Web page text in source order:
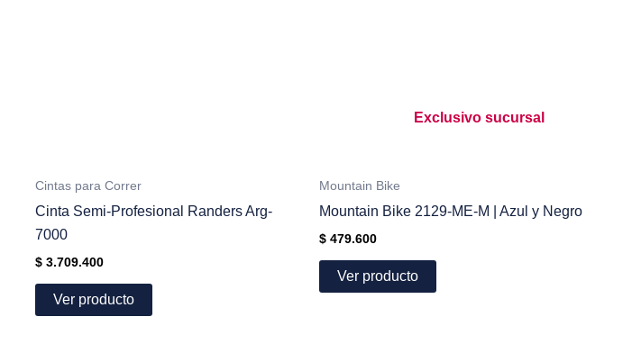
Cintas para Correr
Cinta Semi-Profesional Randers Arg-
7000
$ 3.709.400
Ver producto
Exclusivo sucursal
Mountain Bike
Mountain Bike 2129-ME-M | Azul y Negro
$ 479.600
Ver producto